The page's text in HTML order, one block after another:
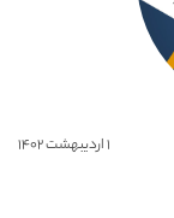
۱ اردیبهشت ۱۴۰۲